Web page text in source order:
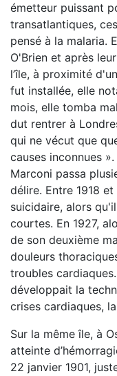
émetteur puissant
transatlantiques,
pensé à la malaria.
O'Brien et après
l’île, à proximité
fut installée, elle
mois, elle tomba
dut rentrer à
qui ne vécut que
causes inconnues
Marconi passa
délire. Entre 1918
suicidaire, alors
courtes. En 1927,
de son deuxième
douleurs
troubles
développait la
crises cardiaques,
Sur la même île, à
atteinte
22 janvier 1901,